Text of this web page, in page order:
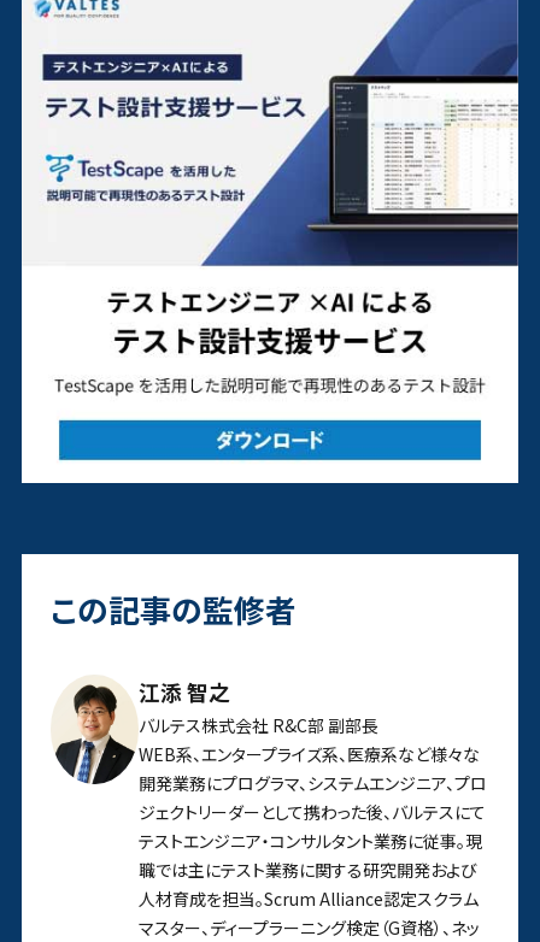
この記事の監修者
江添 智之
バルテス株式会社 R&C部 副部長
WEB系、エンタープライズ系、医療系など様々な
開発業務にプログラマ、システムエンジニア、プロ
ジェクトリーダーとして携わった後、バルテスにて
テストエンジニア・コンサルタント業務に従事。現
職では主にテスト業務に関する研究開発および
人材育成を担当。Scrum Alliance認定スクラム
マスター、ディープラーニング検定（G資格）、ネッ